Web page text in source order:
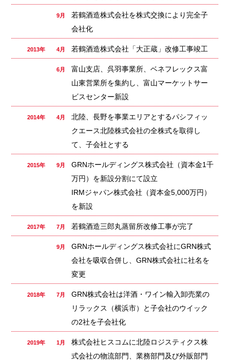
9月
若鶴酒造株式会社を株式交換により完全子
会社化
2013年 4月 若鶴酒造株式会社「大正蔵」改修工事竣工
6月
富山支店、呉羽事業所、ベネフレックス富
山東営業所を集約し、富山マーケットサー
ビスセンター新設
2014年 4月
北陸、長野を事業エリアとするパシフィッ
クエース北陸株式会社の全株式を取得し
て、子会社とする
2015年 9月
GRNホールディングス株式会社（資本金1千
万円）を新設分割にて設立
IRMジャパン株式会社（資本金5,000万円）
を新設
2017年 7月 若鶴酒造三郎丸蒸留所改修工事が完了
9月
GRNホールディングス株式会社にGRN株式
会社を吸収合併し、GRN株式会社に社名を
変更
2018年 7月
GRN株式会社は洋酒・ワイン輸入卸売業の
リラックス（横浜市）と子会社のウイック
の2社を子会社化
2019年 1月
株式会社ヒスコムに北陸ロジスティクス株
式会社の物流部門、業務部門及び外販部門